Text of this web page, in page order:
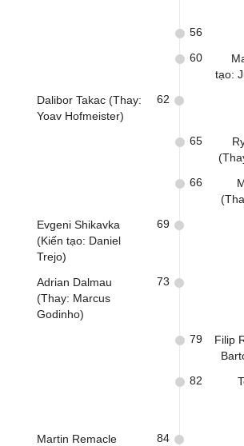
56
tạo:
60
Dalibor Takac (Thay:
Yoav Hofmeister)
62
65
66
Evgeni Shikavka
(Kiến tạo: Daniel
Trejo)
69
Adrian Dalmau
(Thay: Marcus
Godinho)
73
Filip
79
82
Martin Remacle 84